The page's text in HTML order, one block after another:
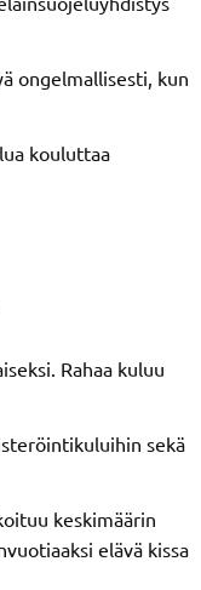
ongelmallisesti, kun
kouluttaa
Rahaa kuluu
sekä
keskimäärin
elävä kissa